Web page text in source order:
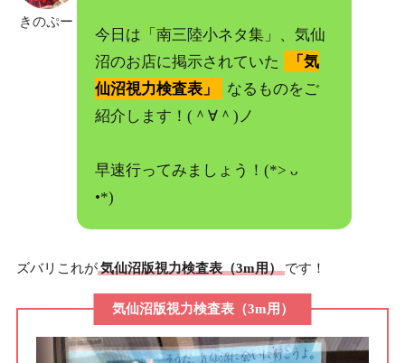
きのぷー
今日は「南三陸小ネタ集」、気仙
沼のお店に掲示されていた
「気
仙沼視力検査表」
なるものをご
紹介します！(＾∀＾)ノ
早速行ってみましょう！(*> ᴗ
•*)ゞ
ズバリこれが気仙沼版視力検査表（3m用）です！
気仙沼版視力検査表（3m用）